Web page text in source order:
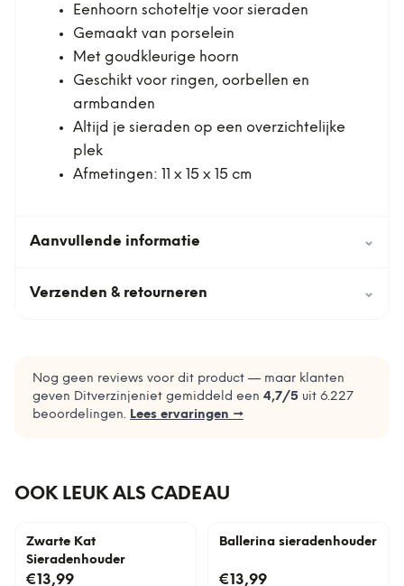
Eenhoorn schoteltje voor sieraden
Gemaakt van porselein
Met goudkleurige hoorn
Geschikt voor ringen, oorbellen en
armbanden
Altijd je sieraden op een overzichtelijke
plek
Afmetingen: 11 x 15 x 15 cm
Aanvullende informatie ⌄
Verzenden & retourneren ⌄
Nog geen reviews voor dit product — maar klanten
geven Ditverzinjeniet gemiddeld een 4,7/5 uit 6.227
beoordelingen. Lees ervaringen →
OOK LEUK ALS CADEAU
Zwarte Kat
Sieradenhouder
€13,99
Ballerina sieradenhouder
€13,99